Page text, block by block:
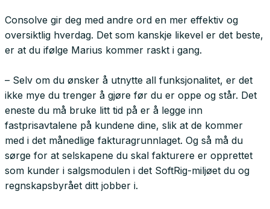
Consolve gir deg med andre ord en mer effektiv og
oversiktlig hverdag. Det som kanskje likevel er det beste,
er at du ifølge Marius kommer raskt i gang.
– Selv om du ønsker å utnytte all funksjonalitet, er det
ikke mye du trenger å gjøre før du er oppe og står. Det
eneste du må bruke litt tid på er å legge inn
fastprisavtalene på kundene dine, slik at de kommer
med i det månedlige fakturagrunnlaget. Og så må du
sørge for at selskapene du skal fakturere er opprettet
som kunder i salgsmodulen i det SoftRig-miljøet du og
regnskapsbyrået ditt jobber i.